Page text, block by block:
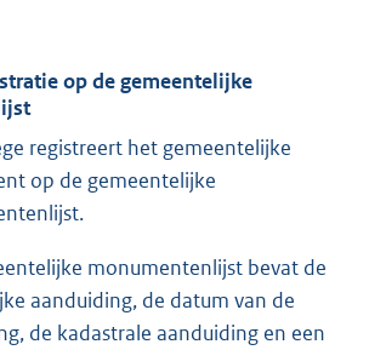
op de gemeentelijke
registreert het gemeentelijke
op de gemeentelijke
monumentenlijst bevat de
aanduiding, de datum van de
de kadastrale aanduiding en een